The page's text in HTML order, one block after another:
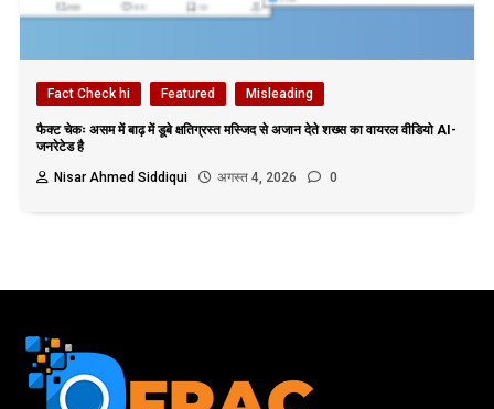
Fact Check hi Featured Misleading
फैक्ट चेकः असम में बाढ़ में डूबे क्षतिग्रस्त मस्जिद से अजान देते शख्स का वायरल वीडियो AI-
जनरेटेड है
Nisar Ahmed Siddiqui
अगस्त 4, 2026 0